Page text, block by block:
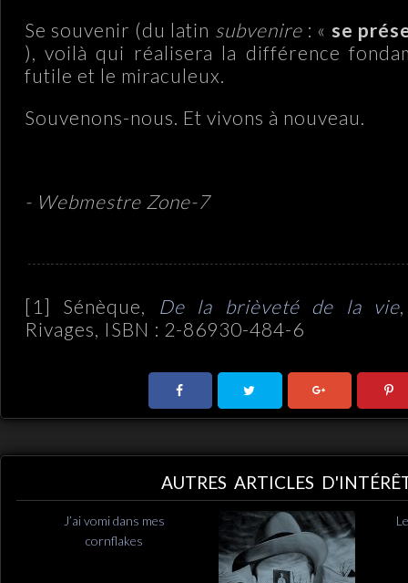
Se souvenir (du latin subvenire: « se
), voilà qui réalisera la différence
futile et le miraculeux.
Souvenons-nous. Et vivons à nouveau.
- Webmestre Zone-7
[1] Sénèque, De la brièveté de la vie
Rivages, ISBN : 2-86930-484-6
AUTRES ARTICLES
J’ai vomi dans mes
cornflakes